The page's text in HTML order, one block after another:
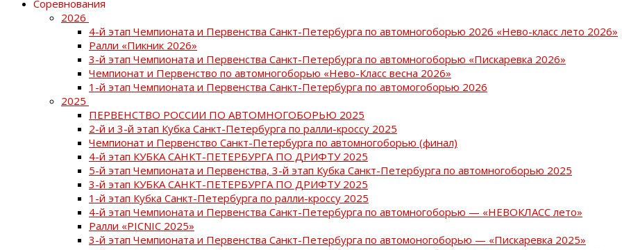
Соревнования
2026
4-й этап Чемпионата и Первенства Санкт-Петербурга по автомногоборью 2026 «Нево-класс лето 2026»
Ралли «Пикник 2026»
3-й этап Чемпионата и Первенства Санкт-Петербурга по автомногоборью «Пискаревка 2026»
Чемпионат и Первенство по автомногоборью «Нево-Класс весна 2026»
1-й этап Чемпионата и Первенства Санкт-Петербурга по автомогоборью 2026
2025
ПЕРВЕНСТВО РОССИИ ПО АВТОМНОГОБОРЬЮ 2025
2-й и 3-й этап Кубка Санкт-Петербурга по ралли-кроссу 2025
Чемпионат и Первенство Санкт-Петербурга по автомногоборью (финал)
4-й этап КУБКА САНКТ-ПЕТЕРБУРГА ПО ДРИФТУ 2025
5-й этап Чемпионата и Первенства, 3-й этап Кубка Санкт-Петербурга по автомногоборью 2025
3-й этап КУБКА САНКТ-ПЕТЕРБУРГА ПО ДРИФТУ 2025
1-й этап Кубка Санкт-Петербурга по ралли-кроссу 2025
4-й этап Чемпионата и Первенства Санкт-Петербурга по автомногоборью — «НЕВОКЛАСС лето»
Ралли «PICNIC 2025»
3-й этап Чемпионата и Первенства Санкт-Петербурга по автомоногоборью — «Пискаревка 2025»